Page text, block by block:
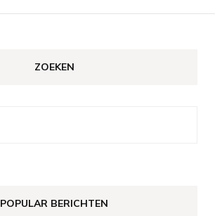
ZOEKEN
POPULAR BERICHTEN